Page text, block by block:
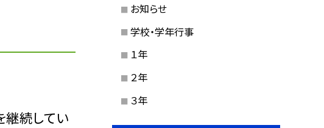
継続してい
お知らせ
学校・学年行事
１年
２年
３年